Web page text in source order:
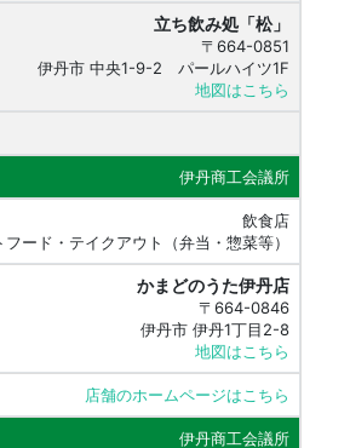
立ち飲み処「松」
〒664-0851
伊丹市 中央1-9-2 パールハイツ1F
地図はこちら
伊丹商工会議所
飲食店
フード・テイクアウト（弁当・惣菜等）
かまどのうた伊丹店
〒664-0846
伊丹市 伊丹1丁目2-8
地図はこちら
店舗のホームページはこちら
伊丹商工会議所